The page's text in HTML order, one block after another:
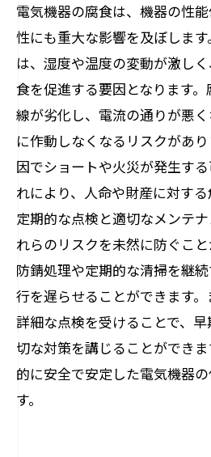
電気機器の腐食は、機器の性
性にも重大な影響を及ぼしま
は、湿度や温度の変動が激し
食を促進する要因となります
線が劣化し、電流の通りが悪
に作動しなくなるリスクがあ
因でショートや火災が発生す
れにより、人命や財産に対する
定期的な点検と適切なメンテ
れらのリスクを未然に防ぐこと
防錆処理や定期的な清掃を継
行を遅らせることができます
詳細な点検を受けることで、
切な対策を講じることができ
的に安全で安定した電気機器
す。